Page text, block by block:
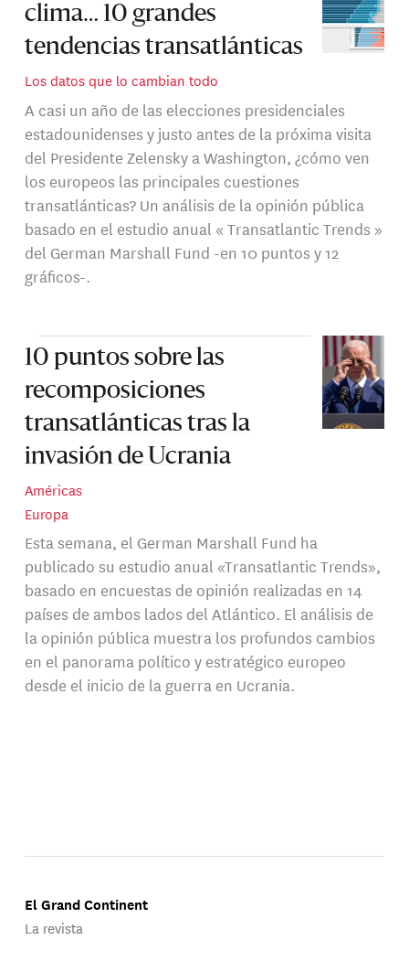
clima… 10 grandes
tendencias transatlánticas
Los datos que lo cambian todo
A casi un año de las elecciones presidenciales
estadounidenses y justo antes de la próxima visita
del Presidente Zelensky a Washington, ¿cómo ven
los europeos las principales cuestiones
transatlánticas? Un análisis de la opinión pública
basado en el estudio anual « Transatlantic Trends »
del German Marshall Fund -en 10 puntos y 12
gráficos-.
10 puntos sobre las
recomposiciones
transatlánticas tras la
invasión de Ucrania
Américas
Europa
Esta semana, el German Marshall Fund ha
publicado su estudio anual «Transatlantic Trends»,
basado en encuestas de opinión realizadas en 14
países de ambos lados del Atlántico. El análisis de
la opinión pública muestra los profundos cambios
en el panorama político y estratégico europeo
desde el inicio de la guerra en Ucrania.
El Grand Continent
La revista